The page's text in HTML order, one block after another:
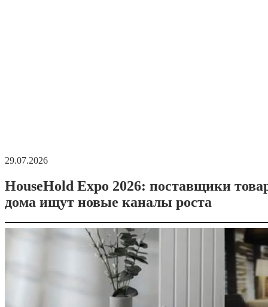
29.07.2026
HouseHold Expo 2026: поставщики
дома ищут новые каналы роста